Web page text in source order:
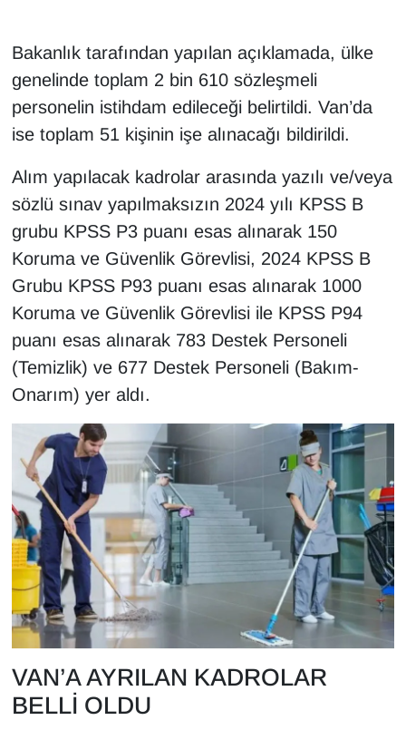
Bakanlık tarafından yapılan açıklamada, ülke
genelinde toplam 2 bin 610 sözleşmeli
personelin istihdam edileceği belirtildi. Van’da
ise toplam 51 kişinin işe alınacağı bildirildi.
Alım yapılacak kadrolar arasında yazılı ve/veya
sözlü sınav yapılmaksızın 2024 yılı KPSS B
grubu KPSS P3 puanı esas alınarak 150
Koruma ve Güvenlik Görevlisi, 2024 KPSS B
Grubu KPSS P93 puanı esas alınarak 1000
Koruma ve Güvenlik Görevlisi ile KPSS P94
puanı esas alınarak 783 Destek Personeli
(Temizlik) ve 677 Destek Personeli (Bakım-
Onarım) yer aldı.
VAN’A AYRILAN KADROLAR
BELLİ OLDU
Kadın
Kim Kimdir?
Kültür & Sanat
KURDÎ
MAGAZİN
MEDYA
ONE EKONOMİ
POLİTİKA
Resmi İlanlar
RÖPORTAJ
SAĞLIK
Seri İlan
Sinema - TV